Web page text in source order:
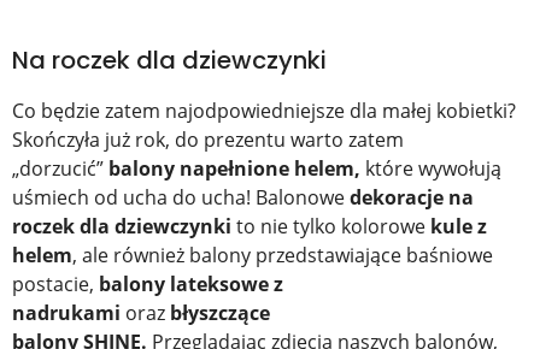
Na roczek dla dziewczynki
Co będzie zatem najodpowiedniejsze dla małej kobietki?
Skończyła już rok, do prezentu warto zatem
„dorzucić” balony napełnione helem, które wywołują
uśmiech od ucha do ucha! Balonowedekoracje na
roczek dla dziewczynki to nie tylko kolorowe kule z
helem, ale również balony przedstawiające baśniowe
postacie, balony lateksowe z
nadrukami oraz błyszczące
balonySHINE. Przeglądając zdjęcia naszych balonów,